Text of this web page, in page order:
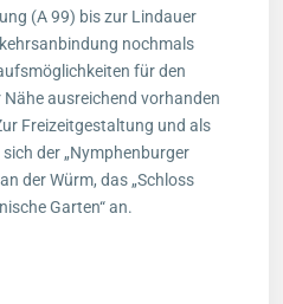
(A 99) bis zur Lindauer
nochmals
für den
ausreichend vorhanden
Freizeitgestaltung und als
der „Nymphenburger
der Würm, das „Schloss
Garten“ an.